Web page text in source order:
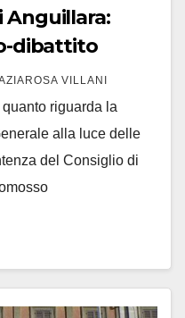
Anguillara:
dibattito
VILLANI
riguarda la
alla luce delle
del Consiglio di